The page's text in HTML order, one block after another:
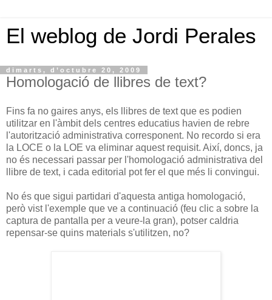
El weblog de Jordi Perales
dimarts, d’octubre 20, 2009
Homologació de llibres de text?
Fins fa no gaires anys, els llibres de text que es podien
utilitzar en l'àmbit dels centres educatius havien de rebre
l'autorització administrativa corresponent. No recordo si era
la LOCE o la LOE va eliminar aquest requisit. Així, doncs, ja
no és necessari passar per l'homologació administrativa del
llibre de text, i cada editorial pot fer el que més li convingui.
No és que sigui partidari d'aquesta antiga homologació,
però vist l'exemple que ve a continuació (feu clic a sobre la
captura de pantalla per a veure-la gran), potser caldria
repensar-se quins materials s'utilitzen, no?